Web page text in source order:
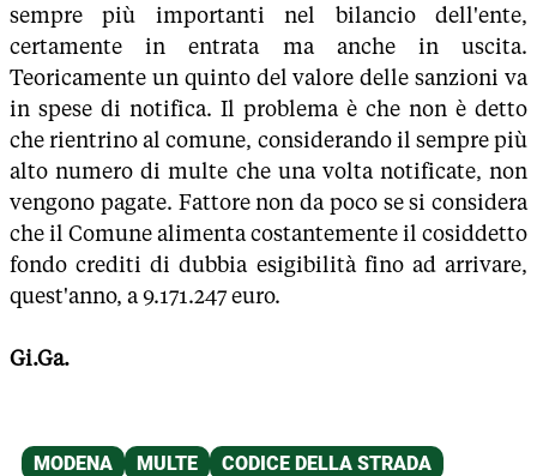
sempre più importanti nel bilancio dell'ente,
certamente in entrata ma anche in uscita.
Teoricamente un quinto del valore delle sanzioni va
in spese di notifica. Il problema è che non è detto
che rientrino al comune, considerando il sempre più
alto numero di multe che una volta notificate, non
vengono pagate. Fattore non da poco se si considera
che il Comune alimenta costantemente il cosiddetto
fondo crediti di dubbia esigibilità fino ad arrivare,
quest'anno, a 9.171.247 euro.
Gi.Ga.